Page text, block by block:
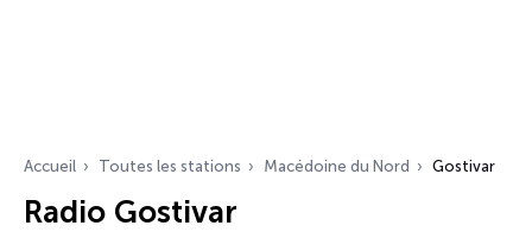
Accueil Toutes les stations Macédoine du Nord Gostivar
Radio Gostivar